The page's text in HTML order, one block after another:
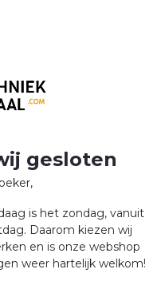
gesloten
is het zondag, vanuit
Daarom kiezen wij
en is onze webshop
weer hartelijk welkom!